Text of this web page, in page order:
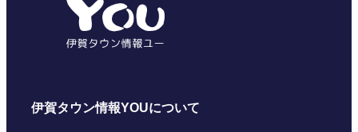
伊賀タウン情報YOUについて